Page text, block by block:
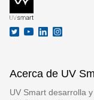
Acerca de UV
UV Smart desarrolla